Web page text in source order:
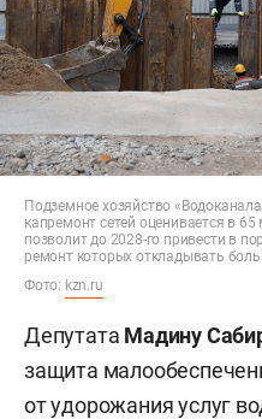
Подземное хозяйство
капремонт сетей оценивается в
позволит до 2028-го привести в
ремонт которых откладывать
Фото: kzn.ru
Депутата Мадину
защита
от удорожания услуг